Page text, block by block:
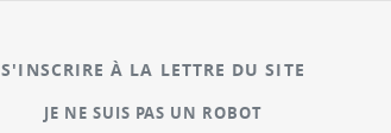
S'INSCRIRE À LA LETTRE DU SITE
JE NE SUIS PAS UN ROBOT